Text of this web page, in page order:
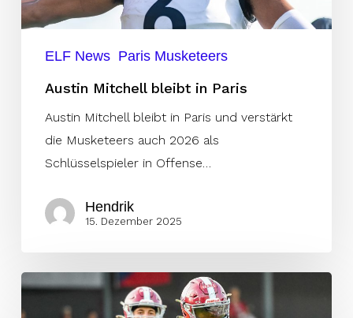
ELF News Paris Musketeers
Austin Mitchell bleibt in Paris
Austin Mitchell bleibt in Paris und verstärkt
die Musketeers auch 2026 als
Schlüsselspieler in Offense…
Hendrik
15. Dezember 2025
Willie
Patterson